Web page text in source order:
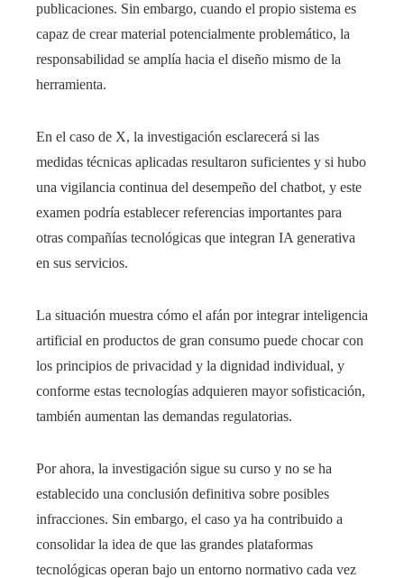
publicaciones. Sin embargo, cuando el propio sistema es
capaz de crear material potencialmente problemático, la
responsabilidad se amplía hacia el diseño mismo de la
herramienta.
En el caso de X, la investigación esclarecerá si las
medidas técnicas aplicadas resultaron suficientes y si hubo
una vigilancia continua del desempeño del chatbot, y este
examen podría establecer referencias importantes para
otras compañías tecnológicas que integran IA generativa
en sus servicios.
La situación muestra cómo el afán por integrar inteligencia
artificial en productos de gran consumo puede chocar con
los principios de privacidad y la dignidad individual, y
conforme estas tecnologías adquieren mayor sofisticación,
también aumentan las demandas regulatorias.
Por ahora, la investigación sigue su curso y no se ha
establecido una conclusión definitiva sobre posibles
infracciones. Sin embargo, el caso ya ha contribuido a
consolidar la idea de que las grandes plataformas
tecnológicas operan bajo un entorno normativo cada vez